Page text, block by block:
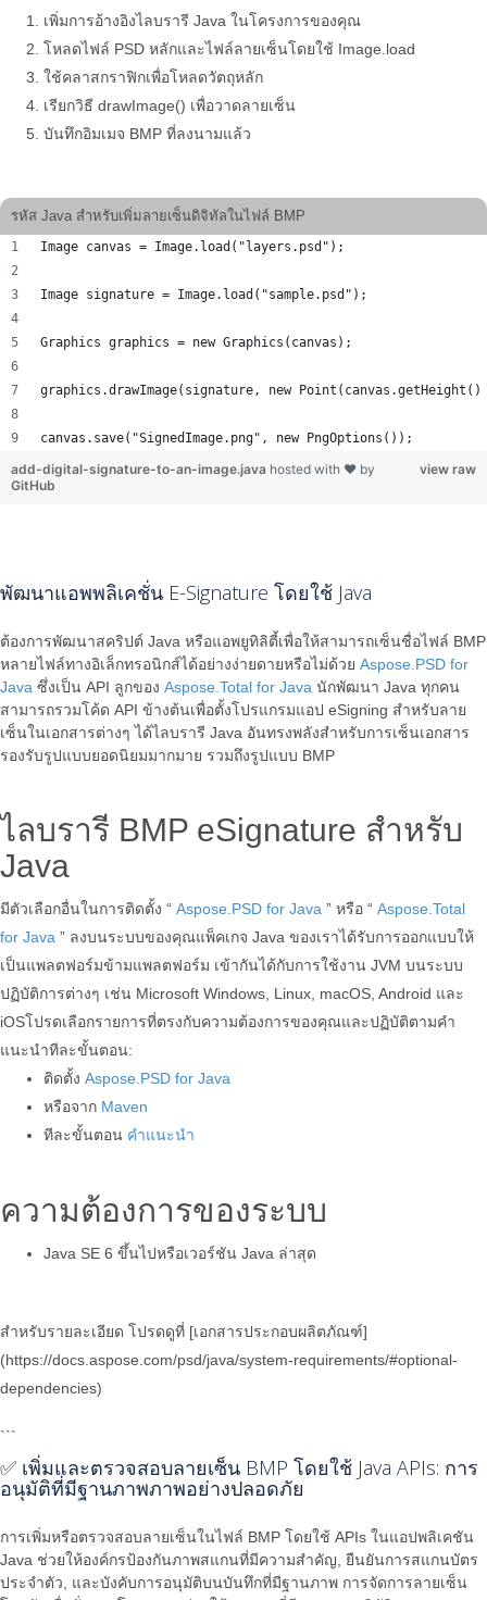
เพิ่มการอ้างอิงไลบรารี Java ในโครงการของคุณ
โหลดไฟล์ PSD หลักและไฟล์ลายเซ็นโดยใช้ Image.load
ใช้คลาสกราฟิกเพื่อโหลดวัตถุหลัก
เรียกวิธี drawImage() เพื่อวาดลายเซ็น
บันทึกอิมเมจ BMP ที่ลงนามแล้ว
รหัส Java สำหรับเพิ่มลายเซ็นดิจิทัลในไฟล์ BMP
Image canvas = Image.load("layers.psd");
Image signature = Image.load("sample.psd");
Graphics graphics = new Graphics(canvas);
graphics.drawImage(signature, new
canvas.save("SignedImage.png", new PngOptions());
view raw
add-digital-signature-to-an-image.java hosted with ❤ by
GitHub
พัฒนาแอพพลิเคชั่น E-Signature โดยใช้ Java
ต้องการพัฒนาสคริปต์ Java หรือแอพยูทิลิตี้เพื่อให้สามารถเซ็นชื่อไฟล์ BMP
หลายไฟล์ทางอิเล็กทรอนิกส์ได้อย่างง่ายดายหรือไม่ด้วย Aspose.PSD for
Java ซึ่งเป็น API ลูกของ Aspose.Total for Java นักพัฒนา Java ทุกคน
สามารถรวมโค้ด API ข้างต้นเพื่อตั้งโปรแกรมแอป eSigning สำหรับลาย
เซ็นในเอกสารต่างๆ ได้ไลบรารี Java อันทรงพลังสำหรับการเซ็นเอกสาร
รองรับรูปแบบยอดนิยมมากมาย รวมถึงรูปแบบ BMP
ไลบรารี BMP eSignature สำหรับ
Java
มีตัวเลือกอื่นในการติดตั้ง “ Aspose.PSD for Java ” หรือ “ Aspose.Total
for Java ” ลงบนระบบของคุณแพ็คเกจ Java ของเราได้รับการออกแบบให้
เป็นแพลตฟอร์มข้ามแพลตฟอร์ม เข้ากันได้กับการใช้งาน JVM บนระบบ
ปฏิบัติการต่างๆ เช่น Microsoft Windows, Linux, macOS, Android และ
iOSโปรดเลือกรายการที่ตรงกับความต้องการของคุณและปฏิบัติตามคำ
แนะนำทีละขั้นตอน:
ติดตั้ง Aspose.PSD for Java
หรือจาก Maven
ทีละขั้นตอน คำแนะนำ
ความต้องการของระบบ
Java SE 6 ขึ้นไปหรือเวอร์ชัน Java ล่าสุด
สำหรับรายละเอียด โปรดดูที่ [เอกสารประกอบผลิตภัณฑ์]
(https://docs.aspose.com/psd/java/system-requirements/#optional-
dependencies)
```
✅ เพิ่มและตรวจสอบลายเซ็น BMP โดยใช้ Java APIs: การ
อนุมัติที่มีฐานภาพภาพอย่างปลอดภัย
การเพิ่มหรือตรวจสอบลายเซ็นในไฟล์ BMP โดยใช้ APIs ในแอปพลิเคชัน
Java ช่วยให้องค์กรป้องกันภาพสแกนที่มีความสำคัญ, ยืนยันการสแกนบัตร
ประจำตัว, และบังคับการอนุมัติบนบันทึกที่มีฐานภาพ การจัดการลายเซ็น